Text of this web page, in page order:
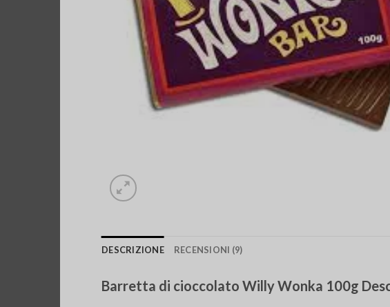
DESCRIZIONE RECENSIONI (9)
Barretta di cioccolato Willy Wonka 100g